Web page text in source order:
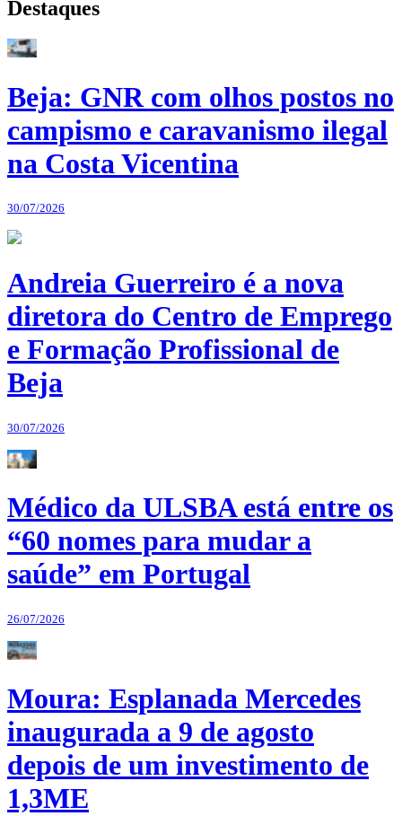
Destaques
Beja: GNR com olhos postos no
campismo e caravanismo ilegal
na Costa Vicentina
30/07/2026
Andreia Guerreiro é a nova
diretora do Centro de Emprego
e Formação Profissional de
Beja
30/07/2026
Médico da ULSBA está entre os
“60 nomes para mudar a
saúde” em Portugal
26/07/2026
Moura: Esplanada Mercedes
inaugurada a 9 de agosto
depois de um investimento de
1,3ME